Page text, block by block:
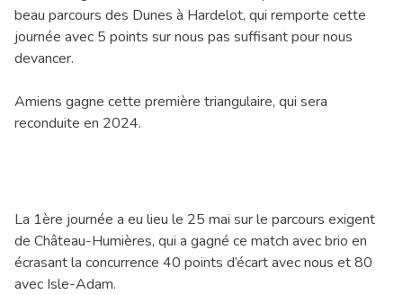
beau parcours des Dunes à Hardelot, qui remporte cette
journée avec 5 points sur nous pas suffisant pour nous
devancer.
Amiens gagne cette première triangulaire, qui sera
reconduite en 2024.
La 1ère journée a eu lieu le 25 mai sur le parcours exigent
de Château-Humières, qui a gagné ce match avec brio en
écrasant la concurrence 40 points d’écart avec nous et 80
avec Isle-Adam.